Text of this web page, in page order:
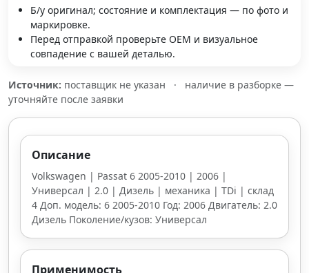
Б/у оригинал; состояние и комплектация — по фото и
маркировке.
Перед отправкой проверьте OEM и визуальное
совпадение с вашей деталью.
Источник: поставщик не указан ·
наличие в разборке —
уточняйте после заявки
Описание
Volkswagen | Passat 6 2005-2010 | 2006 |
Универсал | 2.0 | Дизель | механика | TDi | склад
4 Доп. модель: 6 2005-2010 Год: 2006 Двигатель: 2.0
Дизель Поколение/кузов: Универсал
Применимость